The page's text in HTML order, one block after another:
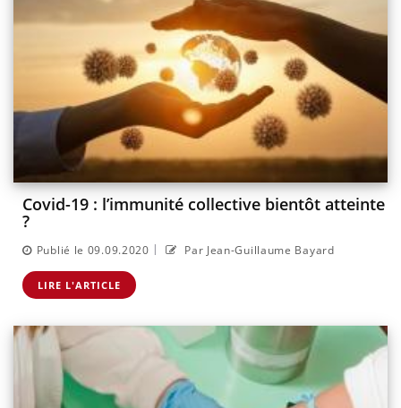
Covid-19 : l’immunité collective bientôt atteinte
?
Publié le 09.09.2020 | Par Jean-Guillaume Bayard
LIRE L'ARTICLE